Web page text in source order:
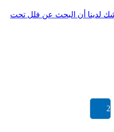
شك لدينا أن البحث عن فلل تحت
2